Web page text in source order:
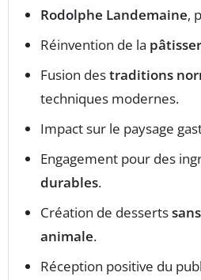
Rodolphe Landemaine,
Réinvention de la
Fusion destraditions
techniques modernes.
Impact sur le paysage
Engagement pour des
durables.
Création de desserts
animale.
Réception positive du